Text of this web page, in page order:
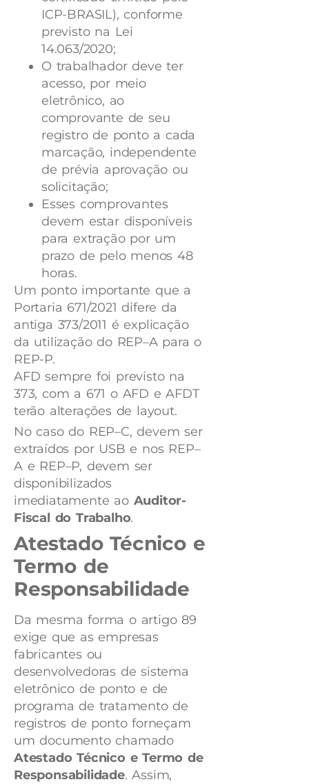
ICP-BRASIL), conforme
previsto na Lei
14.063/2020;
O trabalhador deve ter
acesso, por meio
eletrônico, ao
comprovante de seu
registro de ponto a cada
marcação, independente
de prévia aprovação ou
solicitação;
Esses comprovantes
devem estar disponíveis
para extração por um
prazo de pelo menos 48
horas.
Um ponto importante que a
Portaria 671/2021 difere da
antiga 373/2011 é explicação
da utilização do REP–A para o
REP-P.
AFD sempre foi previsto na
373, com a 671 o AFD e AFDT
terão alterações de layout.
No caso do REP–C, devem ser
extraídos por USB e nos REP–
A e REP–P, devem ser
disponibilizados
imediatamente aoAuditor-
Fiscal do Trabalho.
Atestado Técnico e
Termo de
Responsabilidade
Da mesma forma o artigo 89
exige que as empresas
fabricantes ou
desenvolvedoras de sistema
eletrônico de ponto e de
programa de tratamento de
registros de ponto forneçam
um documento chamado
Atestado Técnico e Termo de
Responsabilidade. Assim,